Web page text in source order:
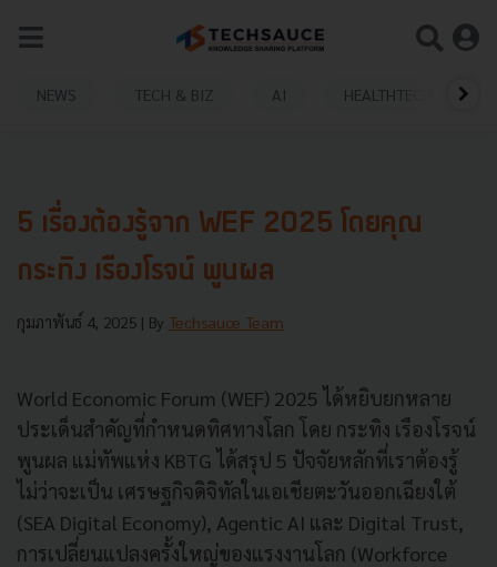
NEWS TECH & BIZ AI HEALTHTECH
5 เรื่องต้องรู้จาก WEF 2025 โดยคุณ
กระทิง เรืองโรจน์ พูนผล
กุมภาพันธ์ 4, 2025 | By Techsauce Team
World Economic Forum (WEF) 2025 ได้หยิบยกหลาย
ประเด็นสำคัญที่กำหนดทิศทางโลก โดย กระทิง เรืองโรจน์
พูนผล แม่ทัพแห่ง KBTG ได้สรุป 5 ปัจจัยหลักที่เราต้องรู้
ไม่ว่าจะเป็น เศรษฐกิจดิจิทัลในเอเชียตะวันออกเฉียงใต้
(SEA Digital Economy), Agentic AI และ Digital Trust,
การเปลี่ยนแปลงครั้งใหญ่ของแรงงานโลก (Workforce